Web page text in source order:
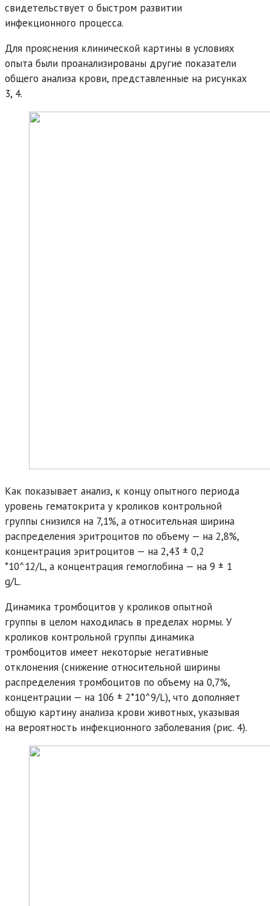
свидетельствует о быстром развитии
инфекционного процесса.
Для прояснения клинической картины в условиях
опыта были проанализированы другие показатели
общего анализа крови, представленные на рисунках
3, 4.
Как показывает анализ, к концу опытного периода
уровень гематокрита у кроликов контрольной
группы снизился на 7,1%, а относительная ширина
распределения эритроцитов по объему — на 2,8%,
концентрация эритроцитов — на 2,43 ± 0,2
*10^12/L, а концентрация гемоглобина — на 9 ± 1
g/L.
Динамика тромбоцитов у кроликов опытной
группы в целом находилась в пределах нормы. У
кроликов контрольной группы динамика
тромбоцитов имеет некоторые негативные
отклонения (снижение относительной ширины
распределения тромбоцитов по объему на 0,7%,
концентрации — на 106 ± 2*10^9/L), что дополняет
общую картину анализа крови животных, указывая
на вероятность инфекционного заболевания (рис. 4).